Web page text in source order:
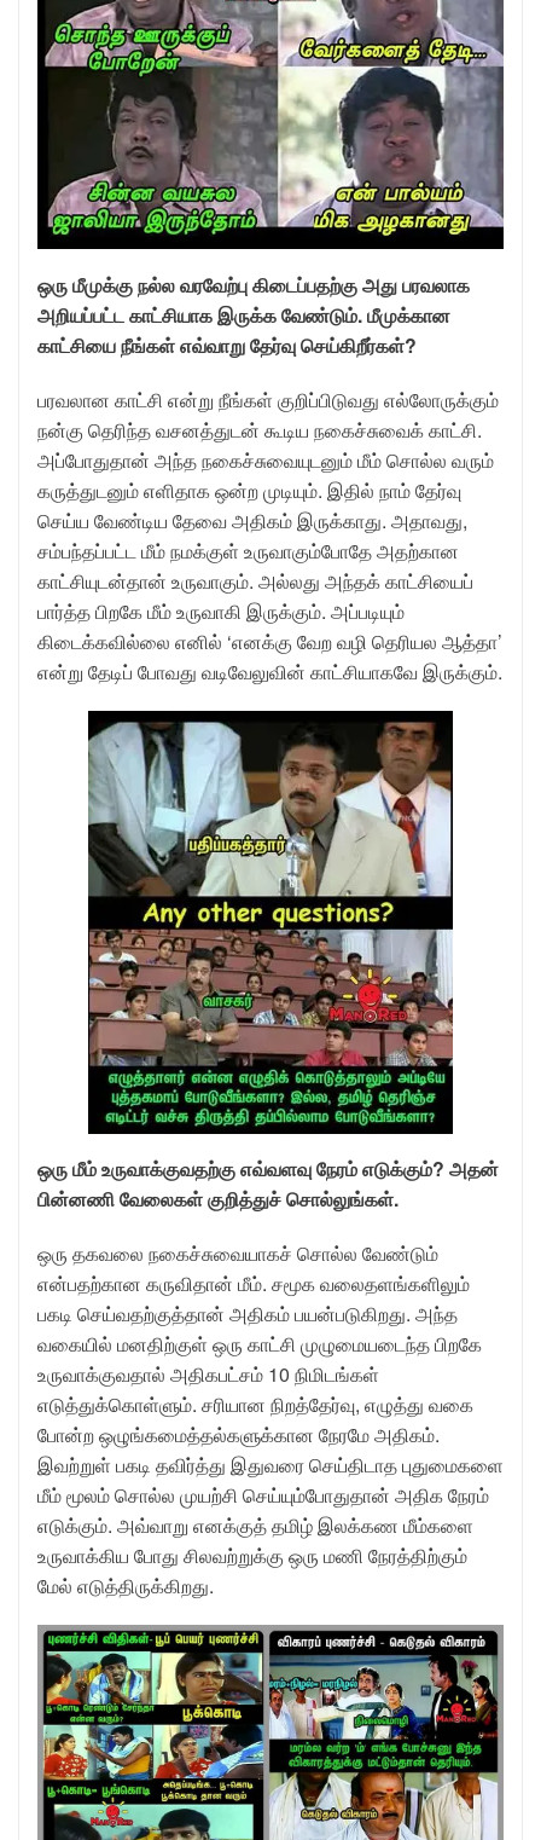
ஒரு மீமுக்கு நல்ல வரவேற்பு கிடைப்பதற்கு அது பரவலாக
அறியப்பட்ட காட்சியாக இருக்க வேண்டும். மீமுக்கான
காட்சியை நீங்கள் எவ்வாறு தேர்வு செய்கிறீர்கள்?
பரவலான காட்சி என்று நீங்கள் குறிப்பிடுவது எல்லோருக்கும்
நன்கு தெரிந்த வசனத்துடன் கூடிய நகைச்சுவைக் காட்சி.
அப்போதுதான் அந்த நகைச்சுவையுடனும் மீம் சொல்ல வரும்
கருத்துடனும் எளிதாக ஒன்ற முடியும். இதில் நாம் தேர்வு
செய்ய வேண்டிய தேவை அதிகம் இருக்காது. அதாவது,
சம்பந்தப்பட்ட மீம் நமக்குள் உருவாகும்போதே அதற்கான
காட்சியுடன்தான் உருவாகும். அல்லது அந்தக் காட்சியைப்
பார்த்த பிறகே மீம் உருவாகி இருக்கும். அப்படியும்
கிடைக்கவில்லை எனில் ‘எனக்கு வேற வழி தெரியல ஆத்தா’
என்று தேடிப் போவது வடிவேலுவின் காட்சியாகவே இருக்கும்.
ஒரு மீம் உருவாக்குவதற்கு எவ்வளவு நேரம் எடுக்கும்? அதன்
பின்னணி வேலைகள் குறித்துச் சொல்லுங்கள்.
ஒரு தகவலை நகைச்சுவையாகச் சொல்ல வேண்டும்
என்பதற்கான கருவிதான் மீம். சமூக வலைதளங்களிலும்
பகடி செய்வதற்குத்தான் அதிகம் பயன்படுகிறது. அந்த
வகையில் மனதிற்குள் ஒரு காட்சி முழுமையடைந்த பிறகே
உருவாக்குவதால் அதிகபட்சம் 10 நிமிடங்கள்
எடுத்துக்கொள்ளும். சரியான நிறத்தேர்வு, எழுத்து வகை
போன்ற ஒழுங்கமைத்தல்களுக்கான நேரமே அதிகம்.
இவற்றுள் பகடி தவிர்த்து இதுவரை செய்திடாத புதுமைகளை
மீம் மூலம் சொல்ல முயற்சி செய்யும்போதுதான் அதிக நேரம்
எடுக்கும். அவ்வாறு எனக்குத் தமிழ் இலக்கண மீம்களை
உருவாக்கிய போது சிலவற்றுக்கு ஒரு மணி நேரத்திற்கும்
மேல் எடுத்திருக்கிறது.